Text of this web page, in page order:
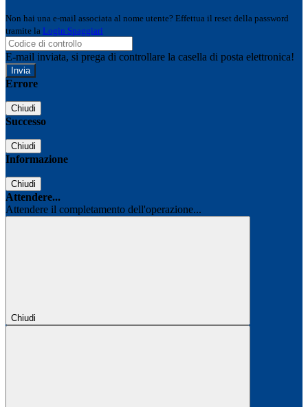
Non hai una e-mail associata al nome utente? Effettua il reset della password
tramite la Login Spaggiari
E-mail inviata, si prega di controllare la casella di posta elettronica!
Errore
Chiudi
Successo
Chiudi
Informazione
Chiudi
Attendere...
Attendere il completamento dell'operazione...
Chiudi